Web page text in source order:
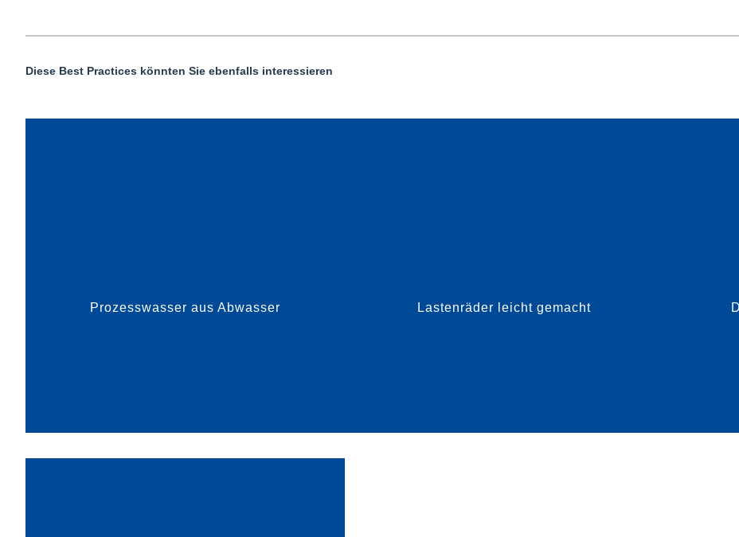
Diese Best Practices könnten Sie ebenfalls interessieren
Prozesswasser aus Abwasser Lastenräder leicht gemacht